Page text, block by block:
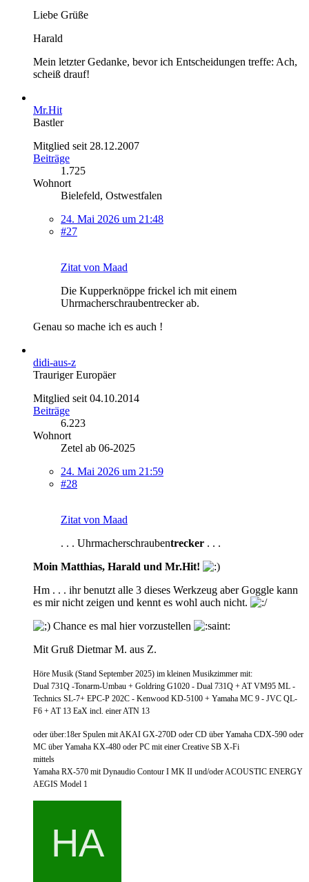
Liebe Grüße
Harald
Mein letzter Gedanke, bevor ich Entscheidungen treffe: Ach,
scheiß drauf!
Mr.Hit
Bastler
Mitglied seit 28.12.2007
Beiträge
1.725
Wohnort
Bielefeld, Ostwestfalen
24. Mai 2026 um 21:48
#27
Zitat von Maad
Die Kupperknöppe frickel ich mit einem
Uhrmacherschraubentrecker ab.
Genau so mache ich es auch !
didi-aus-z
Trauriger Europäer
Mitglied seit 04.10.2014
Beiträge
6.223
Wohnort
Zetel ab 06-2025
24. Mai 2026 um 21:59
#28
Zitat von Maad
. . . Uhrmacherschraubentrecker . . .
Moin Matthias, Harald und Mr.Hit!
Hm . . . ihr benutzt alle 3 dieses Werkzeug aber Goggle kann
es mir nicht zeigen und kennt es wohl auch nicht.
Chance es mal hier vorzustellen
Mit Gruß Dietmar M. aus Z.
Höre Musik (Stand September 2025) im kleinen Musikzimmer mit:
Dual 731Q -Tonarm-Umbau + Goldring G1020 - Dual 731Q + AT VM95 ML -
Technics SL-7+ EPC-P 202C - Kenwood KD-5100 + Yamaha MC 9 - JVC QL-
F6 + AT 13 EaX incl. einer ATN 13
oder über:18er Spulen mit AKAI GX-270D oder CD über Yamaha CDX-590 oder
MC über Yamaha KX-480 oder PC mit einer Creative SB X-Fi
mittels
Yamaha RX-570 mit Dynaudio Contour I MK II und/oder ACOUSTIC ENERGY
AEGIS Model 1